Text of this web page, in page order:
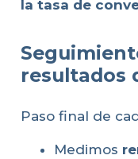
la tasa de
resultados
Paso final de
Medimos